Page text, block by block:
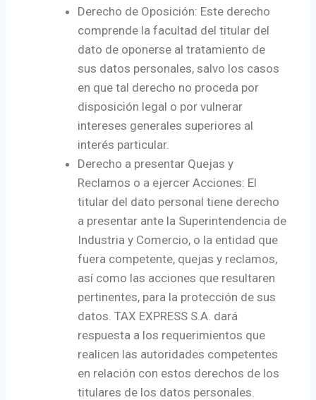
Derecho de Oposición: Este derecho
comprende la facultad del titular del
dato de oponerse al tratamiento de
sus datos personales, salvo los casos
en que tal derecho no proceda por
disposición legal o por vulnerar
intereses generales superiores al
interés particular.
Derecho a presentar Quejas y
Reclamos o a ejercer Acciones: El
titular del dato personal tiene derecho
a presentar ante la Superintendencia de
Industria y Comercio, o la entidad que
fuera competente, quejas y reclamos,
así como las acciones que resultaren
pertinentes, para la protección de sus
datos. TAX EXPRESS S.A. dará
respuesta a los requerimientos que
realicen las autoridades competentes
en relación con estos derechos de los
titulares de los datos personales.